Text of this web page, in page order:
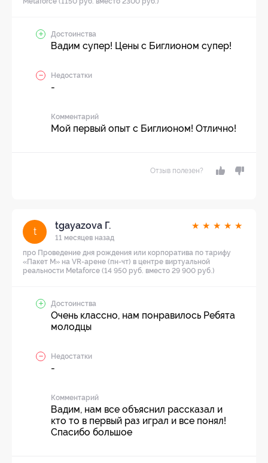
Достоинства
Вадим супер! Цены с Биглионом супер!
Недостатки
-
Комментарий
Мой первый опыт с Биглионом! Отлично!
Отзыв полезен?
t
tgayazova Г.
11 месяцев назад
★ ★ ★ ★ ★
про Проведение дня рождения или корпоратива по тарифу
«Пакет M» на VR-арене (пн-чт) в центре виртуальной
реальности Metaforce (14 950 руб. вместо 29 900 руб.)
Достоинства
Очень классно, нам понравилось Ребята
молодцы
Недостатки
-
Комментарий
Вадим, нам все объяснил рассказал и
кто то в первый раз играл и все понял!
Спасибо большое